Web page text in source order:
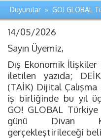
Duyurular » GO! GLOBAL
14/05/2026
Sayın Üyemiz,
Dış Ekonomik İlişkiler
iletilen yazıda;
(TAİK) Dijital
iş birliğinde bu yıl
GO! GLOBAL
günü Divan
gerçekleştirileceği